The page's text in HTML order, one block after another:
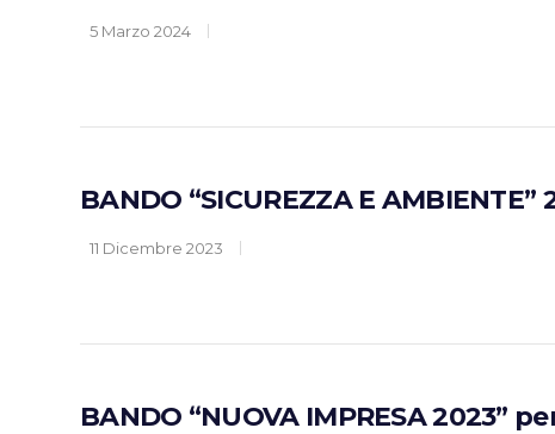
5 Marzo 2024
BANDO “SICUREZZA E AMBIENTE”
11 Dicembre 2023
BANDO “NUOVA IMPRESA 2023”